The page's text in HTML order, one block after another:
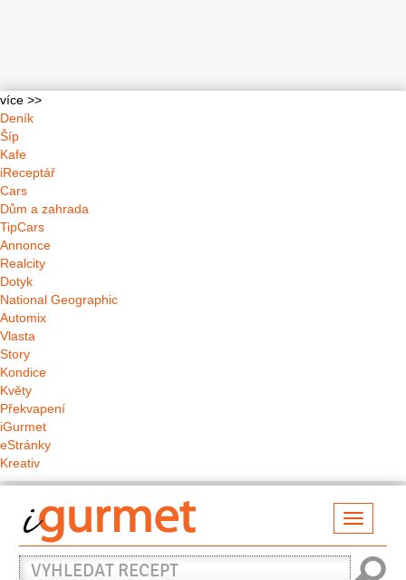
více >>
Deník
Šíp
Kafe
iReceptář
Cars
Dům a zahrada
TipCars
Annonce
Realcity
Dotyk
National Geographic
Automix
Vlasta
Story
Kondice
Květy
Překvapení
iGurmet
eStránky
Kreativ
Vyhledat
recept